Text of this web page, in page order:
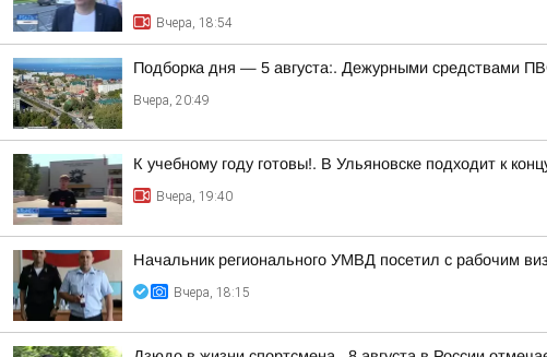
Вчера, 18:54
Подборка дня — 5 августа:. Дежурными средствами
Вчера, 20:49
К учебному году готовы!. В Ульяновске подходит к
Вчера, 19:40
Начальник регионального УМВД посетил с рабочим
Вчера, 18:15